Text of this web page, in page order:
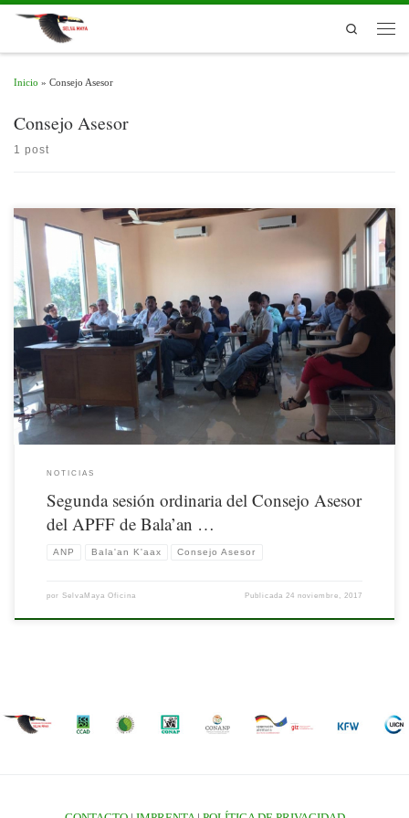
Skip to content
Search
Inicio » Consejo Asesor
Consejo Asesor
1 post
Los Consejos Asesores (CA) de las Áreas Naturales Protegidas, se constituyen como
espacios de participación e inclusión social a fin de apoyar y asesorar a las
direcciones de éstos espacios naturales en la implementación de sus programas de
manejo, así como para fomentar su efectividad administrativa. Los CA se
NOTICIAS
Segunda sesión ordinaria del Consejo Asesor
del APFF de Bala’an …
ANP Bala'an K'aax Consejo Asesor
por SelvaMaya Oficina Publicada24 noviembre, 2017